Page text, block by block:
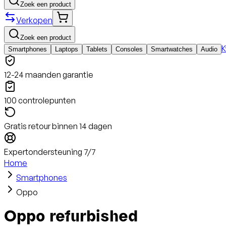
Zoek een product
Verkopen
Zoek een product
Smartphones
Laptops Tablets Consoles Smartwatches Audio
12-24 maanden garantie
100 controlepunten
Gratis retour binnen 14 dagen
Expertondersteuning 7/7
Home
Smartphones
Oppo
Oppo refurbished